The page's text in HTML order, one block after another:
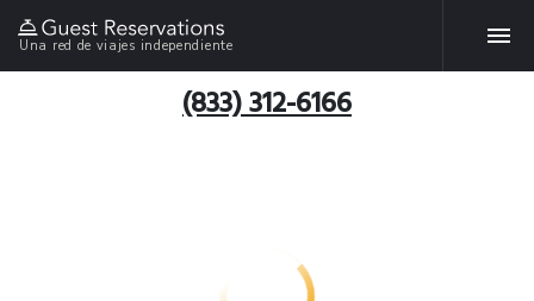
Una red de viajes independiente
(833) 312-6166